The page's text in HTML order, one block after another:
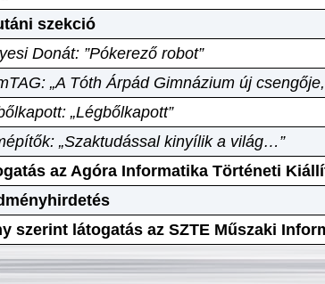
szekció
Donát: ”Pókerező robot”
„A Tóth Árpád Gimnázium új
„Légbőlkapott”
„Szaktudással kinyílik a világ…”
az Agóra Informatika Történeti
szerint látogatás az SZTE Műszaki